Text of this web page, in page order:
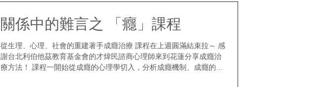
關係中的難言之 「癮」課程
從生理、心理、社會的重建著手成癮治療 課程在上週圓滿結束拉～ 感
謝台北利伯他茲教育基金會的才煒民諮商心理師來到花蓮分享成癮治
療方法！ 課程一開始從成癮的心理學切入，分析成癮機制、成癮的腦